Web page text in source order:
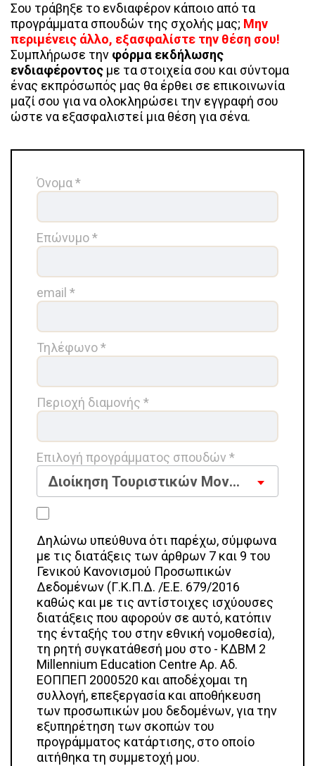
Σου τράβηξε το ενδιαφέρον κάποιο από τα
προγράμματα σπουδών της σχολής μας; Μην
περιμένεις άλλο, εξασφαλίστε την θέση σου!
Συμπλήρωσε την φόρμα εκδήλωσης
ενδιαφέροντος με τα στοιχεία σου και σύντομα
ένας εκπρόσωπός μας θα έρθει σε επικοινωνία
μαζί σου για να ολοκληρώσει την εγγραφή σου
ώστε να εξασφαλιστεί μια θέση για σένα.
Όνομα *
Επώνυμο *
email *
Τηλέφωνο *
Περιοχή διαμονής *
Επιλογή προγράμματος σπουδών *
Διοίκηση Τουριστικών Μονάδων
Δηλώνω υπεύθυνα ότι παρέχω, σύμφωνα
με τις διατάξεις των άρθρων 7 και 9 του
Γενικού Κανονισμού Προσωπικών
Δεδομένων (Γ.Κ.Π.Δ. /Ε.Ε. 679/2016
καθώς και με τις αντίστοιχες ισχύουσες
διατάξεις που αφορούν σε αυτό, κατόπιν
της ένταξής του στην εθνική νομοθεσία),
τη ρητή συγκατάθεσή μου στο - ΚΔΒΜ 2
Millennium Education Centre Αρ. Αδ.
ΕΟΠΠΕΠ 2000520 και αποδέχομαι τη
συλλογή, επεξεργασία και αποθήκευση
των προσωπικών μου δεδομένων, για την
εξυπηρέτηση των σκοπών του
προγράμματος κατάρτισης, στο οποίο
αιτήθηκα τη συμμετοχή μου.